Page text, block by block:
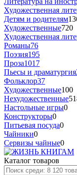
Художественная
Детям и родителям
Художественные720
Художественная
Романы76
Поэзия195
Проза1017
Пьесы и драматургия
Фольклор37
Художественные100
Нехудожественные
Настольные игры0
Конструкторы0
Питьевая посуда0
Чайники0
Сервизы чайные0
Каталог товаров